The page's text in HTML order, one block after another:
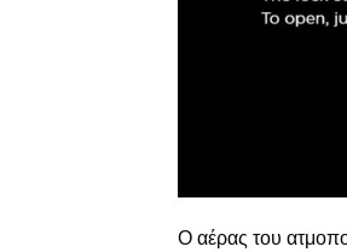
Ο αέρας του